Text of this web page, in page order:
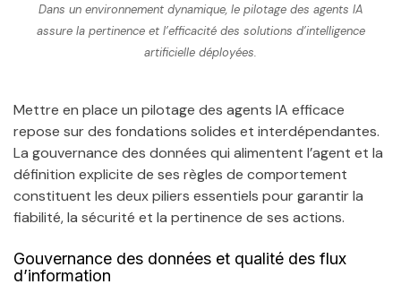
Dans un environnement dynamique, le pilotage des agents IA
assure la pertinence et l’efficacité des solutions d’intelligence
artificielle déployées.
Mettre en place un pilotage des agents IA efficace
repose sur des fondations solides et interdépendantes.
La gouvernance des données qui alimentent l’agent et la
définition explicite de ses règles de comportement
constituent les deux piliers essentiels pour garantir la
fiabilité, la sécurité et la pertinence de ses actions.
Gouvernance des données et qualité des flux
d’information